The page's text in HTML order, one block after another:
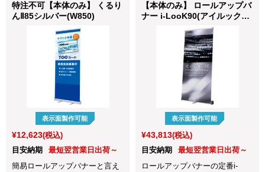
特注不可【本体のみ】 くるり
んⅡ85シルバー(W850)
表示面製作可能
¥12,623(税込)
目安納期
最短翌営業日出荷～
簡易ロールアップバナーと言え
【本体のみ】 ロールアップバ
ナー i-LooK90(アイルック
表示面製作可能
¥43,813(税込)
目安納期
最短翌営業日出荷～
ロールアップバナーの定番i-